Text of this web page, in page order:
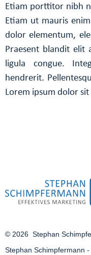
Etiam porttitor nibh
Etiam ut mauris
dolor elementum,
Praesent blandit elit
ligula congue.
hendrerit.
Lorem ipsum dolor
© 2026 Stephan
Stephan Schimpfermann